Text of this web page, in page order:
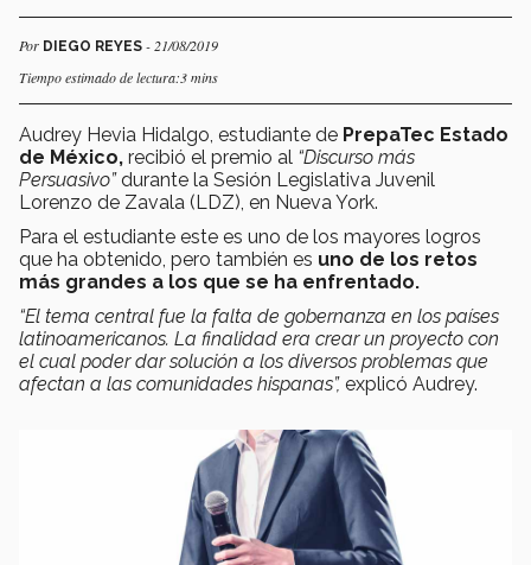
Por DIEGO REYES - 21/08/2019
Tiempo estimado de lectura:3 mins
Audrey Hevia Hidalgo, estudiante de PrepaTec Estado
de México, recibió el premio al “Discurso más
Persuasivo”durante la Sesión Legislativa Juvenil
Lorenzo de Zavala (LDZ), en Nueva York.
Para el estudiante este es uno de los mayores logros
que ha obtenido, pero también es uno de los retos
más grandes a los que se ha enfrentado.
“El tema central fue la falta de gobernanza en los países
latinoamericanos. La finalidad era crear un proyecto con
el cual poder dar solución a los diversos problemas que
afectan a las comunidades hispanas”, explicó Audrey.